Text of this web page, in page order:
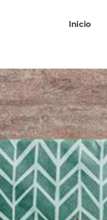
Inicio